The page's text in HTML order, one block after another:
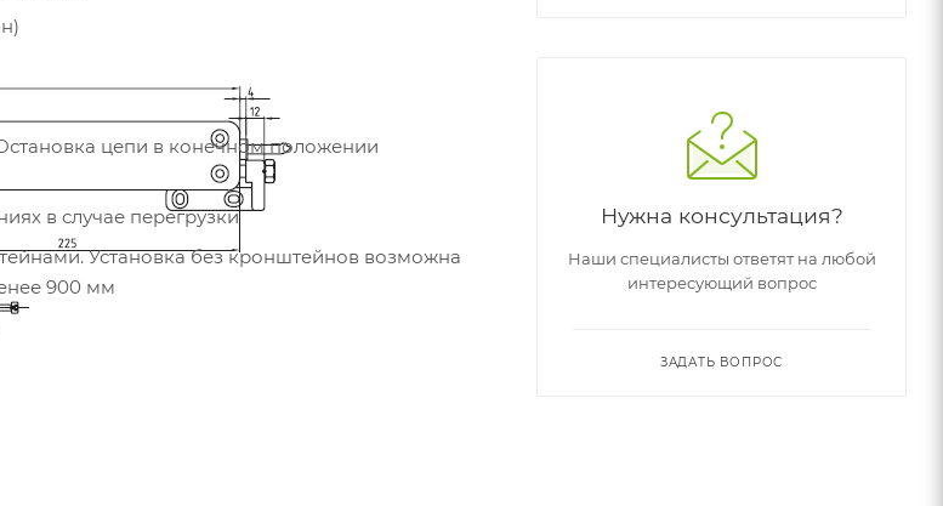
цепи в конечном положении
в случае перегрузки
Установка без кронштейнов возможна
900 мм
Нужна консультация?
Наши специалисты ответят на любой
интересующий вопрос
ЗАДАТЬ ВОПРОС